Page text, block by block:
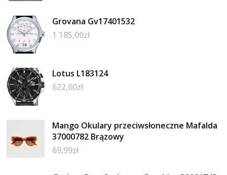
Grovana Gv17401532
1 185,00zł
Lotus L183124
622,00zł
Mango Okulary przeciwsłoneczne Mafalda
37000782 Brązowy
69,99zł